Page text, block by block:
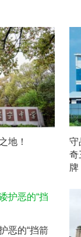
地！
守
奇
牌
恶的“挡箭